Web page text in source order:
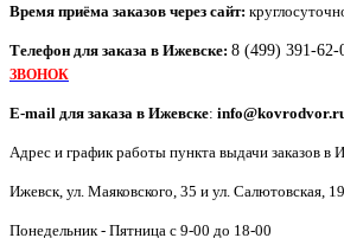
Время приёма заказов через сайт:
Телефон для заказа в Ижевске: 8 (499) 391-62-
ЗВОНОК
E-mail для заказа в Ижевске:
Адрес и график работы пункта выдачи заказов в
Ижевск ул. Маяковского, 35 и ул. Салютовская, 19
Понедельник - Пятница с 9-00 до 18-00